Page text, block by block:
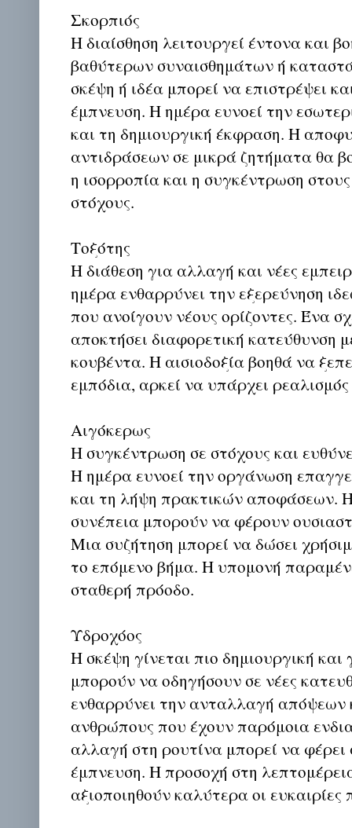
Σκορπιός
Η διαίσθηση λειτουργεί έντονα και
βαθύτερων συναισθημάτων ή
σκέψη ή ιδέα μπορεί να επιστρέψει
έμπνευση. Η ημέρα ευνοεί την
και τη δημιουργική έκφραση. Η
αντιδράσεων σε μικρά ζητήματα θα
η ισορροπία και η συγκέντρωση
στόχους.
Τοξότης
Η διάθεση για αλλαγή και νέες
ημέρα ενθαρρύνει την εξερεύνηση
που ανοίγουν νέους ορίζοντες. Ένα
αποκτήσει διαφορετική κατεύθυνση
κουβέντα. Η αισιοδοξία βοηθά να
εμπόδια, αρκεί να υπάρχει ρεαλισμός
Αιγόκερως
Η συγκέντρωση σε στόχους και
Η ημέρα ευνοεί την οργάνωση
και τη λήψη πρακτικών αποφάσεων.
συνέπεια μπορούν να φέρουν
Μια συζήτηση μπορεί να δώσει
το επόμενο βήμα. Η υπομονή
σταθερή πρόοδο.
Υδροχόος
Η σκέψη γίνεται πιο δημιουργική και
μπορούν να οδηγήσουν σε νέες
ενθαρρύνει την ανταλλαγή απόψεων
ανθρώπους που έχουν παρόμοια
αλλαγή στη ρουτίνα μπορεί να
έμπνευση. Η προσοχή στη
αξιοποιηθούν καλύτερα οι